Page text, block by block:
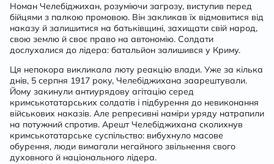
Номан Челебіджихан, розуміючи загрозу, виступив перед
бійцями з палкою промовою. Він закликав їх відмовитися від
наказу й залишитися на батьківщині, захищати свій народ,
свою землю й своє право на автономію. Солдати
дослухалися до лідера: батальйон залишився у Криму.
Ця непокора викликала люту реакцію влади. Уже за кілька
днів, 5 серпня 1917 року, Челебіджихана заарештували.
Йому закинули антиурядову агітацію серед
кримськотатарських солдатів і підбурення до невиконання
військових наказів. Але репресивні наміри уряду натрапили
на потужний спротив. Арешт Челебіджихана сколихнув
кримськотатарське суспільство: вибухнуло масове
обурення, люди вимагали негайного звільнення свого
духовного й національного лідера.